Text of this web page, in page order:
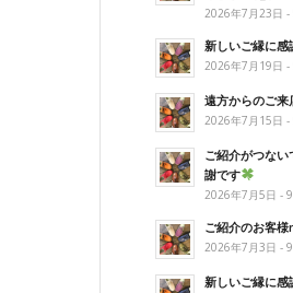
2026年7月23日 -
新しいご縁に
2026年7月19日 -
遠方からのご
2026年7月15日 -
ご紹介がつな
謝です
2026年7月5日 -
ご紹介のお客
2026年7月3日 -
新しいご縁に